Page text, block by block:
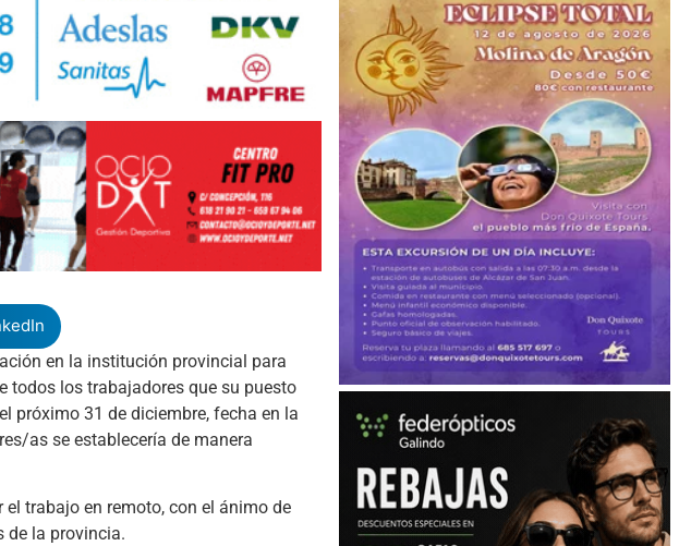
en la institución provincial para
todos los trabajadores que su puesto
próximo 31 de diciembre, fecha en la
as se establecería de manera
trabajo en remoto, con el ánimo de
de la provincia.